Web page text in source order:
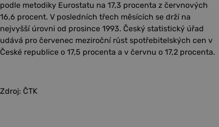
podle metodiky Eurostatu na 17,3 procenta z červnových
16,6 procent. V posledních třech měsících se drží na
nejvyšší úrovni od prosince 1993. Český statistický úřad
udává pro červenec meziroční růst spotřebitelských cen v
České republice o 17,5 procenta a v červnu o 17,2 procenta.
Zdroj: ČTK